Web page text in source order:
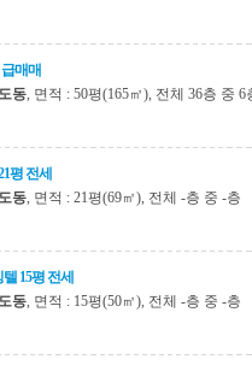
매매
동, 면적 : 50평(165㎡), 전체 36층 중 6
평 전세
동, 면적 : 21평(69㎡), 전체 -층 중 -층
15평 전세
동, 면적 : 15평(50㎡), 전체 -층 중 -층